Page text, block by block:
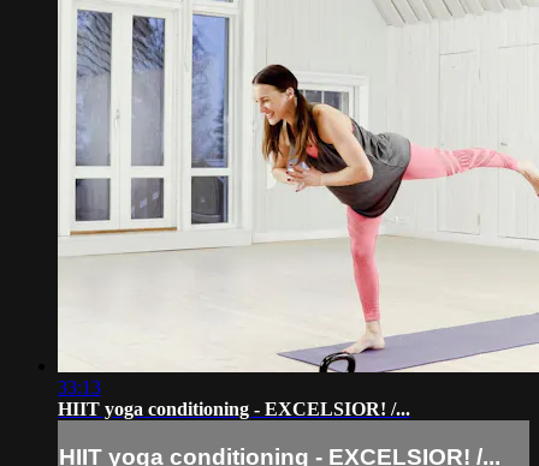
33:13
HIIT yoga conditioning - EXCELSIOR! /...
HIIT yoga conditioning - EXCELSIOR! /...